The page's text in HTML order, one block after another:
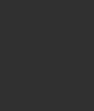
ぐに使うための方法や注意
ー・ホームゲートウェイと
りない時の対処法を紹介